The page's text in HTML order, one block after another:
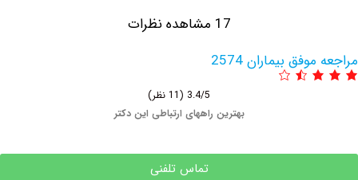
بیماران 2574
بهترین راههای ارتباطی این دکتر
تماس تلفنی